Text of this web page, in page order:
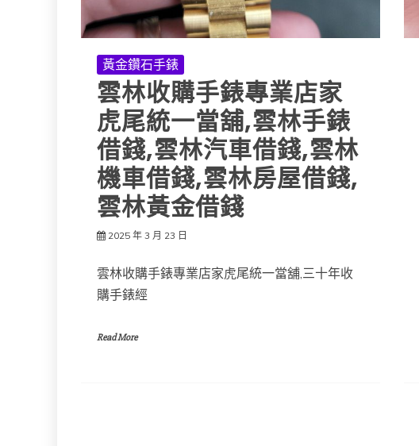
黃金鑽石手錶
雲林收購手錶專業店家
虎尾統一當舖,雲林手錶
借錢,雲林汽車借錢,雲林
機車借錢,雲林房屋借錢,
雲林黃金借錢
2025 年 3 月 23 日
雲林收購手錶專業店家虎尾統一當舖,三十年收
購手錶經
Read More